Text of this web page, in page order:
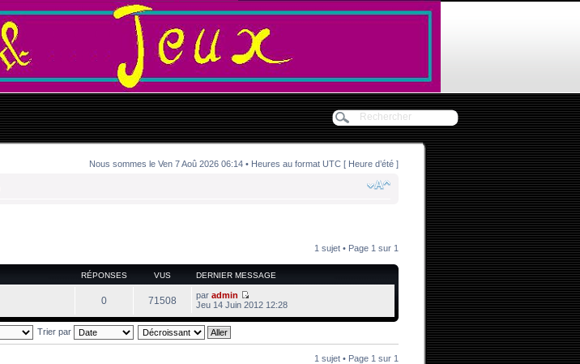
Nous sommes le Ven 7 Aoû 2026 06:14 • Heures au format UTC [ Heure d’été ]
1 sujet • Page 1 sur 1
RÉPONSES VUS DERNIER MESSAGE
0 71508 paradmin
Jeu 14 Juin 2012 12:28
Trier par
1 sujet • Page 1 sur 1